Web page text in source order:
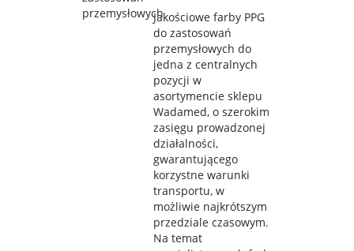
Jakościowe farby PPG
do zastosowań
przemysłowych do
jedna z centralnych
pozycji w
asortymencie sklepu
Wadamed, o szerokim
zasięgu prowadzonej
działalności,
gwarantującego
korzystne warunki
transportu, w
możliwie najkrótszym
przedziale czasowym.
Na temat